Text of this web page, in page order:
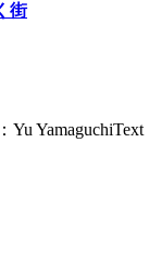
街
Yu YamaguchiText